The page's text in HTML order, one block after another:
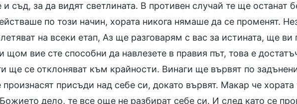
и съд, за да видят светлината. В противен случай те ще останат
по този начин, хората никога нямаше да се променят.
на всеки етап, Аз ще разговарям с вас за истината, ще ви
щом вие сте способни да навлезете в правия път, това е
ще се отклоняват към крайности. Винаги ще вървят по
присъди над себе си, докато вървят. Макар че хората
дело, те все още не разбират себе си. И след като се